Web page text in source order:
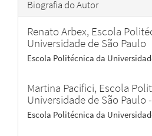
Biografia do Autor
Renato Arbex, Escola
Universidade de São Paulo
Escola Politécnica da
Martina Pacifici, Escola
Universidade de São Paulo
Escola Politécnica da